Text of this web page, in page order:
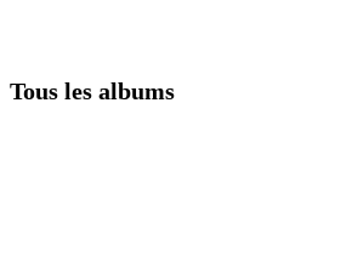
Tous les albums